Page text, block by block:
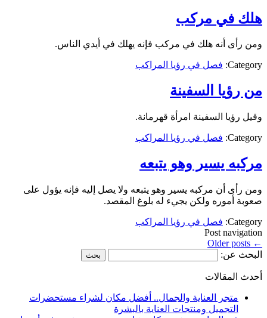
هلك في مركب
ومن رأى أنه هلك في مركب فإنه يهلك في أيدي الناس.
Category: فصل في رؤيا المراكب
من رؤيا السفينة
وقيل رؤيا السفينة امرأة قهرمانة.
Category: فصل في رؤيا المراكب
مركبه يسير وهو يتبعه
ومن رأى أن مركبه يسير وهو يتبعه ولا يصل إليه فإنه يؤول على
صعوبة أموره ولكن يجيء له بلوغ المقصد.
Category: فصل في رؤيا المراكب
Post navigation
←
البحث عن:
أحدث المقالات
متجر العناية والجمال.. أفضل مكان لشراء مستحضرات
التجميل ومنتجات العناية بالبشرة